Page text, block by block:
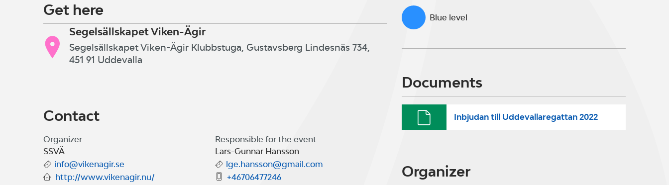
Get here
Segelsällskapet Viken-Ägir
Segelsällskapet Viken-Ägir Klubbstuga, Gustavsberg Lindesnäs 734,
451 91 Uddevalla
Contact
Organizer
SSVÄ
info@vikenagir.se
http://www.vikenagir.nu/
Responsible for the event
Lars-Gunnar Hansson
lge.hansson@gmail.com
+46706477246
Blue level
Documents
Inbjudan till Uddevallaregattan 2022
Organizer